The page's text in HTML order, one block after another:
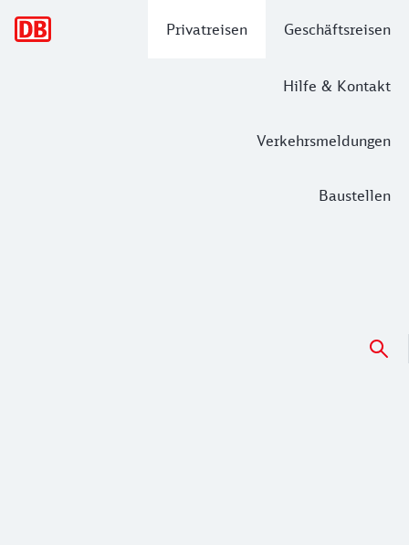
Privatreisen Geschäftsreisen
Hilfe & Kontakt
Verkehrsmeldungen
Baustellen